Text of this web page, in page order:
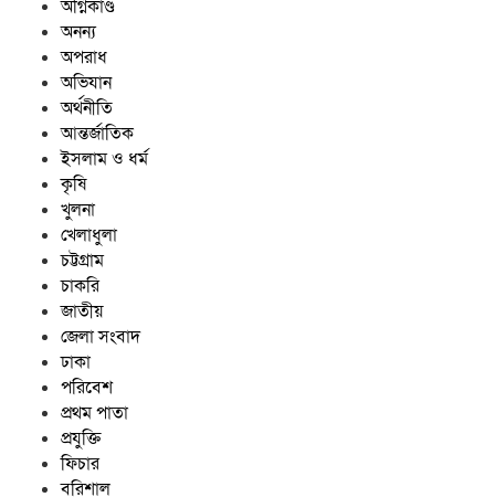
অগ্নিকাণ্ড
অনন্য
অপরাধ
অভিযান
অর্থনীতি
আন্তর্জাতিক
ইসলাম ও ধর্ম
কৃষি
খুলনা
খেলাধুলা
চট্টগ্রাম
চাকরি
জাতীয়
জেলা সংবাদ
ঢাকা
পরিবেশ
প্রথম পাতা
প্রযুক্তি
ফিচার
বরিশাল